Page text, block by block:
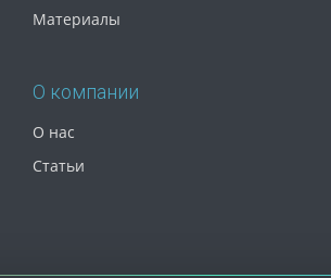
Материалы
О компании
О нас
Статьи